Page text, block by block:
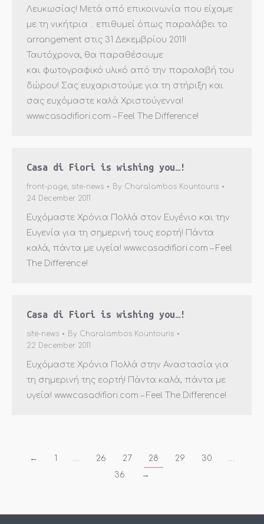
Λευκωσίας! Μετά από επικοινωνία που είχαμε
με τη νικήτρια .. επιθυμεί όπως παραλάβει το
arrangement στις 31 Δεκεμβρίου 2011!
Ταυτόχρονα, θα παραθέσουμε
και φωτογραφικό υλικό από την παραλαβή του
δώρου! Σας ευχαριστούμε για τη στήριξη και
σας ευχόμαστε καλά Χριστούγεννα!
www.casadifiori.com – Feel The Difference!
Casa di Fiori is wishing you…!
front-page, site-news By Charalambos Kountouris
24 December 2011
Ευχόμαστε Χρόνια Πολλά στον Ευγένιο και την
Ευγενία για τη σημερινή τους εορτή! Πάντα
καλά, πάντα με υγεία! www.casadifiori.com – Feel
The Difference!
Casa di Fiori is wishing you…!
site-news By Charalambos Kountouris
22 December 2011
Ευχόμαστε Χρόνια Πολλά στην Αναστασία για
τη σημερινή της εορτή! Πάντα καλά, πάντα με
υγεία! www.casadifiori.com – Feel The Difference!
← 1 … 26 27 28 29 30
…
36
→